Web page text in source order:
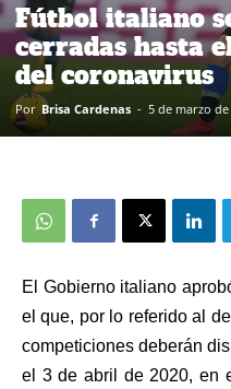
Fútbol italiano
cerradas hasta
del coronavirus
Por Brisa Cardenas - 5 de marzo de
El Gobierno italiano
el que, por lo referido al
competiciones deberán
el 3 de abril de 2020, en